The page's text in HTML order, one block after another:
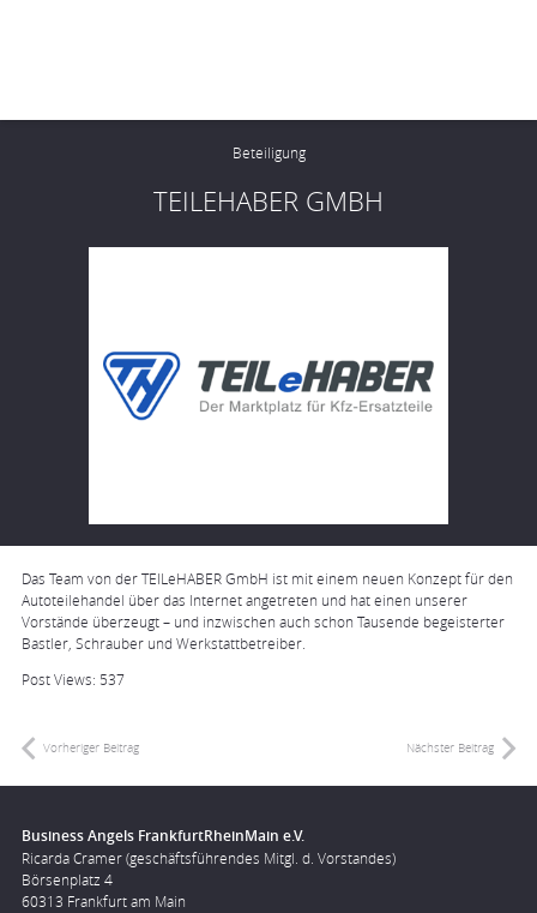
Beteiligung
TEILEHABER GMBH
Das Team von der TEILeHABER GmbH ist mit einem neuen Konzept für den
Autoteilehandel über das Internet angetreten und hat einen unserer
Vorstände überzeugt – und inzwischen auch schon Tausende begeisterter
Bastler, Schrauber und Werkstattbetreiber.
Post Views: 537
Vorheriger Beitrag Nächster Beitrag
Business Angels FrankfurtRheinMain e.V.
Ricarda Cramer (geschäftsführendes Mitgl. d. Vorstandes)
Börsenplatz 4
60313 Frankfurt am Main